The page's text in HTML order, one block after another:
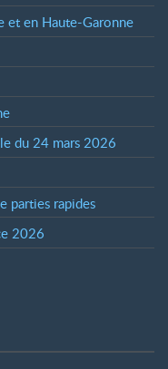
et en Haute-Garonne
du 24 mars 2026
parties rapides
2026